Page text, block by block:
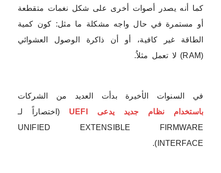
كما أنه يصدر أصوات أخرى على شكل نغمات متقطعة
أو مستمرة في حال واجه مشكلة ما مثل: كون كمية
الطاقة غير كافية، أو أن ذاكرة الوصول العشوائي
(RAM) لا تعمل مثلاُ.
في السنوات الأخيرة بدأت العديد من الشركات
باستخدام نظام جديد يدعى UEFI
(اختصاراً لـ
UNIFIED EXTENSIBLE FIRMWARE
INTERFACE).